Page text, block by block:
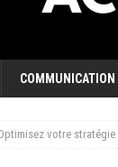
COMMUNICATION
votre